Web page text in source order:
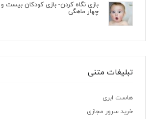
بازی نگاه کردن- بازی کودکان
چهار ماهگی
تبلیغات متنی
هاست ابری
خرید سرور مجازی